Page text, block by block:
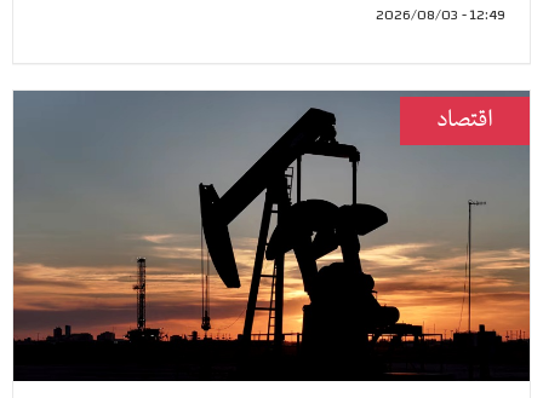
12:49 - 2026/08/03
اقتصاد